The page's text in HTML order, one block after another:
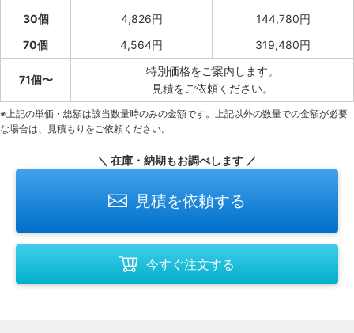
30個
4,826円
144,780円
70個
4,564円 319,480円
71個〜
特別価格をご案内します。
見積をご依頼ください。
※上記の単価・総額は該当数量時のみの金額です。上記以外の数量での金額が必要
な場合は、見積もりをご依頼ください。
＼ 在庫・納期もお調べします ／
見積を依頼する
今すぐ注文する